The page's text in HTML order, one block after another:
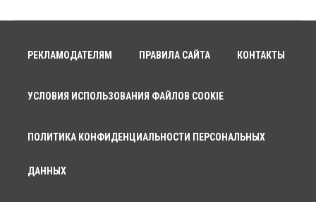
подтверждают нормализацию ситуации с
топливом
сократилось почти на 15%
05 Августа 2026, 09:00
Общество
РЕКЛАМОДАТЕЛЯМ ПРАВИЛА САЙТА КОНТАКТЫ
УСЛОВИЯ ИСПОЛЬЗОВАНИЯ ФАЙЛОВ COOKIE
ПОЛИТИКА КОНФИДЕНЦИАЛЬНОСТИ ПЕРСОНАЛЬНЫХ
ДАННЫХ